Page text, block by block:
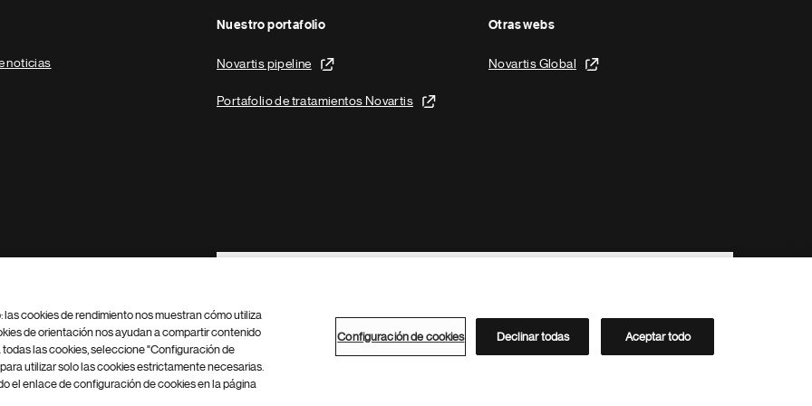
noticias
Nuestro portafolio
Novartis pipeline
Portafolio de tratamientos Novartis
Otras webs
Novartis Global
Footer Site Search
Configuración de cookies Mapa del sitio
Directorio de Novartis
cookies de rendimiento nos muestran cómo utiliza
de orientación nos ayudan a compartir contenido
las cookies, seleccione "Configuración de
utilizar solo las cookies estrictamente necesarias.
el enlace de configuración de cookies en la página
Configuración de cookies Declinar todas Aceptar todo